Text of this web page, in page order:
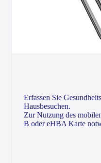
Erfassen Sie
Hausbesuchen.
Zur Nutzung des
B oder eHBA Karte